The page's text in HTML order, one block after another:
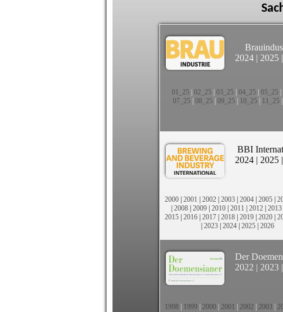
2024 | 2025 |
01_25| 02_25| 03_25| 04_25| 05_25|
07_25 08_25 09_25 10_25 11_25
BBI
2024 | 2025 |
2000 | 2001 | 2002 | 2003 | 2004 | 2005 |
| 2008 | 2009 | 2010 | 2011 | 2012 | 2013
2015 | 2016 | 2017 | 2018 | 2019 | 2020 |
| 2023| 2024| 2025| 2026
Der
2022 | 2023 |
1998 1999 2000 2001 2002 2003